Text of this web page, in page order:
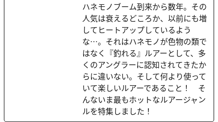
ハネモノブーム到来から数年。その
人気は衰えるどころか、以前にも増
してヒートアップしているよう
な…。それはハネモノが色物の類で
はなく『釣れる』ルアーとして、多
くのアングラーに認知されてきたか
らに違いない。そして何より使って
いて楽しいルアーであること！ そ
んないま最もホットなルアージャン
ルを特集しました！